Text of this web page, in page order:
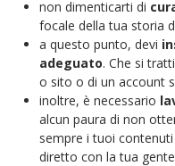
non dimenticarti di
focale della tua storia
a questo punto, devi
adeguato. Che si
o sito o di un account
inoltre, è necessario
alcun paura di non
sempre i tuoi
diretto con la tua